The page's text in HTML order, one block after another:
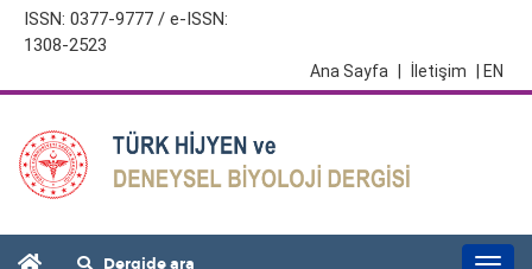
ISSN: 0377-9777 / e-ISSN:
1308-2523
| EN
İletişim
Ana Sayfa
Dergide ara